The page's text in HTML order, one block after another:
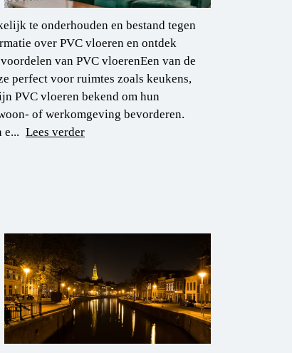
te onderhouden en bestand tegen
over PVC vloeren en ontdek
van PVC vloerenEen van de
perfect voor ruimtes zoals keukens,
PVC vloeren bekend om hun
of werkomgeving bevorderen.
e... Lees verder